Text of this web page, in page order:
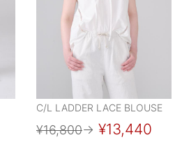
C/L LADDER LACE BLOUSE
¥16,800→ ¥13,440